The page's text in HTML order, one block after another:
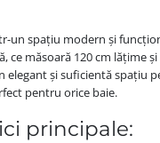
un spațiu modern și
ce măsoară 120 cm lățime și
elegant și suficientă spațiu
pentru orice baie.
principale: